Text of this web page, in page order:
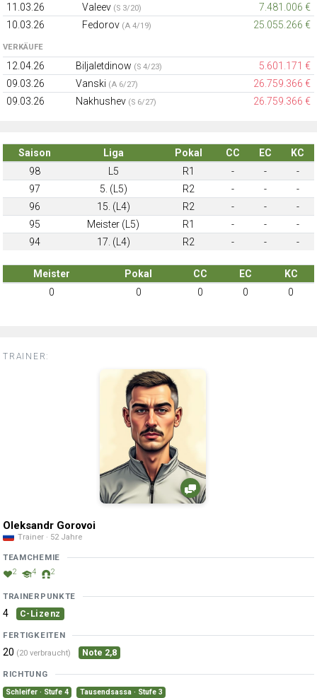
11.03.26
Valeev (S 3/20)
7.481.006 €
10.03.26
Fedorov (A 4/19) 25.055.266 €
VERKÄUFE
12.04.26 Biljaletdinow (S 4/23)
5.601.171 €
09.03.26
Vanski (A 6/27)
26.759.366 €
09.03.26
Nakhushev (S 6/27) 26.759.366 €
Saison Liga Pokal CC EC
KC
98
L5 R1 - -
-
97
5. (L5) R2 - -
-
96
15. (L4) R2 - -
-
95
Meister (L5) R1 - -
-
94
17. (L4) R2 - - -
Meister Pokal CC EC
KC
0
0 0 0 0
TRAINER:
Oleksandr Gorovoi
Trainer · 52 Jahre
TEAMCHEMIE
2 4 2
TRAINERPUNKTE
4 C-Lizenz
FERTIGKEITEN
20 (20 verbraucht) Note 2,8
RICHTUNG
Schleifer · Stufe 4 Tausendsassa · Stufe 3